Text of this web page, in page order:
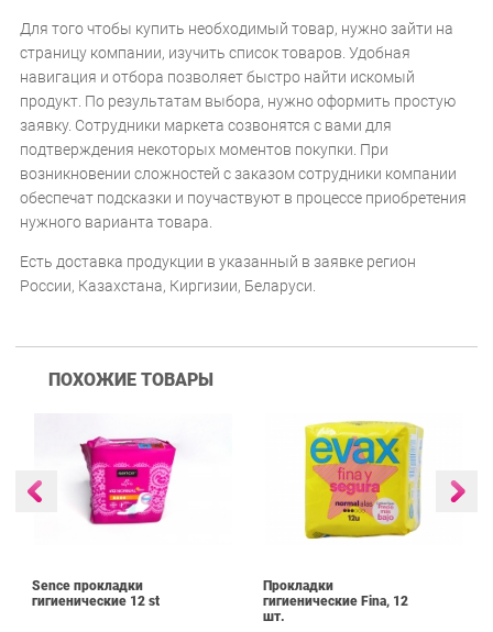
Для того чтобы купить необходимый товар, нужно зайти на
страницу компании, изучить список товаров. Удобная
навигация и отбора позволяет быстро найти искомый
продукт. По результатам выбора, нужно оформить простую
заявку. Сотрудники маркета созвонятся с вами для
подтверждения некоторых моментов покупки. При
возникновении сложностей с заказом сотрудники компании
обеспечат подсказки и поучаствуют в процессе приобретения
нужного варианта товара.
Есть доставка продукции в указанный в заявке регион
России, Казахстана, Киргизии, Беларуси.
ПОХОЖИЕ ТОВАРЫ
Sence прокладки
гигиенические 12 st
Прокладки
гигиенические Fina, 12
шт.